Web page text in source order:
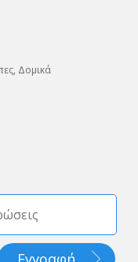
Δομικά